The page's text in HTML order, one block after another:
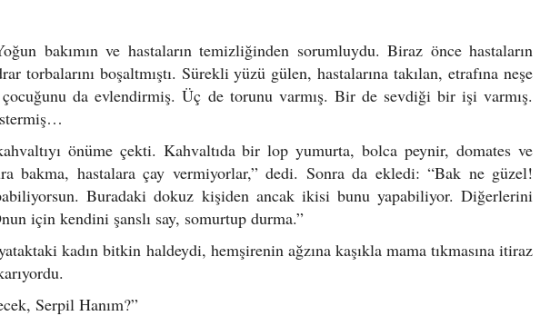
bakımın ve hastaların temizliğinden sorumluydu. Biraz önce hastaların
torbalarını boşaltmıştı. Sürekli yüzü gülen, hastalarına takılan, etrafına neşe
da evlendirmiş. Üç de torunu varmış. Bir de sevdiği bir işi varmış.
önüme çekti. Kahvaltıda bir lop yumurta, bolca peynir, domates ve
bakma, hastalara çay vermiyorlar,” dedi. Sonra da ekledi: “Bak ne güzel!
Buradaki dokuz kişiden ancak ikisi bunu yapabiliyor. Diğerlerini
için kendini şanslı say, somurtup durma.”
kadın bitkin haldeydi, hemşirenin ağzına kaşıkla mama tıkmasına itiraz
Serpil Hanım?”